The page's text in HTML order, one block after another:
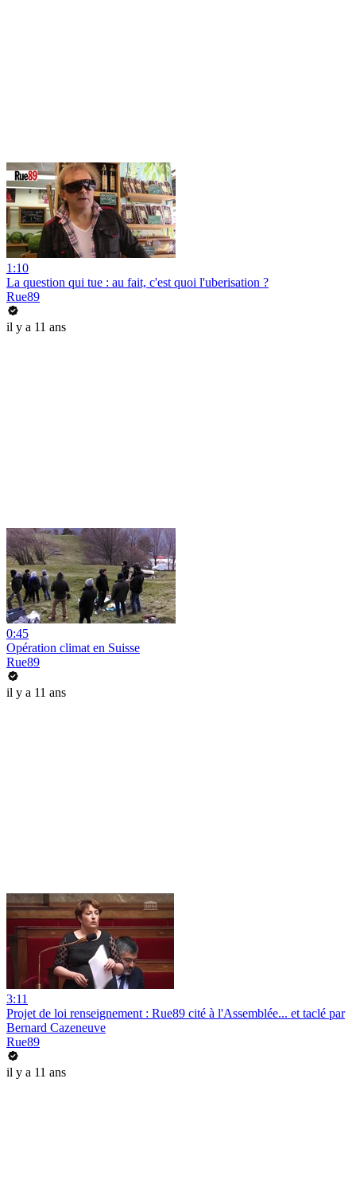
1:10
La question qui tue : au fait, c'est quoi l'uberisation ?
Rue89
il y a 11 ans
0:45
Opération climat en Suisse
Rue89
il y a 11 ans
3:11
Projet de loi renseignement : Rue89 cité à l'Assemblée... et taclé par
Bernard Cazeneuve
Rue89
il y a 11 ans